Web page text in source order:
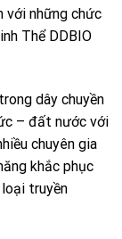
với những chức
Thể DDBIO
dây chuyền
– đất nước với
chuyên gia
khắc phục
truyền